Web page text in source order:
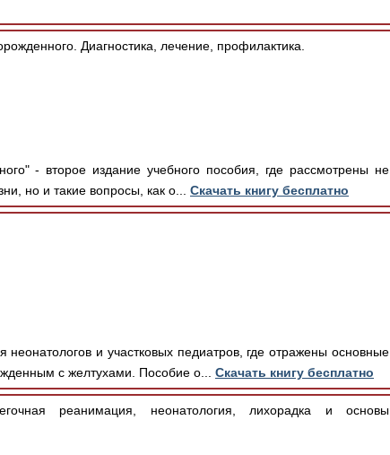
Диагностика, лечение, профилактика.
- второе издание учебного пособия, где рассмотрены не
но и такие вопросы, как о... Скачать книгу бесплатно
и участковых педиатров, где отражены основные
с желтухами. Пособие о... Скачать книгу бесплатно
реанимация, неонатология, лихорадка и основы